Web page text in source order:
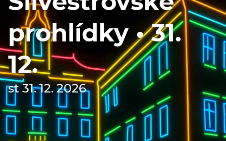
prohlídky • 31.
12.
st 31. 12. 2026